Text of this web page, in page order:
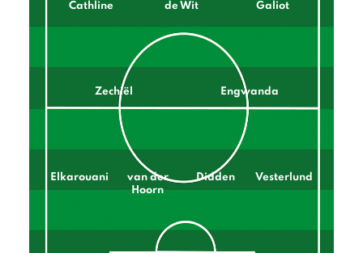
Cathline de Wit Galiot
Zechiël Engwanda
Elkarouani
van der
Hoorn
Didden Vesterlund